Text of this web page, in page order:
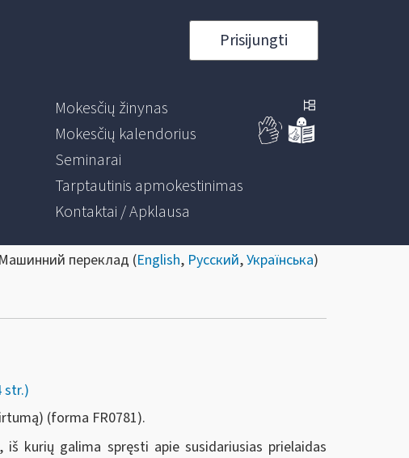
Prisijungti
Mokesčių žinynas
Mokesčių kalendorius
Seminarai
Tarptautinis apmokestinimas
Kontaktai / Apklausa
переклад (English, Русский,Українська)
str.)
(forma FR0781).
kurių galima spręsti apie susidariusias prielaidas